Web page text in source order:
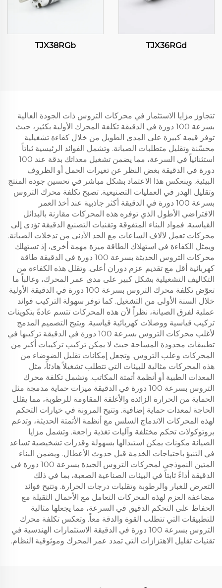
TJX36RGd
TJX38RGb
تتجاوز مزايا الاستثمار في محركات التروس ذات الجودة العالية
بسرعة 100 دورة في الدقيقة تكلفة المحرك الأولية بكثير، حيث
توفر قيمة كبيرة على المدى الطويل من خلال كفاءة تشغيلية
محسّنة وتقليل متطلبات الصيانة. وتشمل الفوائد الرئيسية ثباتاً
استثنائياً في السرعة، مما يضمن تشغيل معداتك بدقة عند 100
دورة في الدقيقة بغض النظر عن تغيرات الحمل أو الظروف
البيئية. وينعكس هذا الاعتماد بشكل مباشر في تحسين جودة المنتج
وتقليل الهدر في العمليات التصنيعية. تصبح تكلفة محرك التروس
بسرعة 100 دورة في الدقيقة أكثر جاذبية عند أخذ العمر
الافتراضي الأطول الذي توفره هذه المحركات مقارنة بالبدائل
القياسية. فمواد البناء المتفوقة وتقنيات التصنيع الدقيقة تؤدي إلى
محركات تعمل لآلاف الساعات مع الحد الأدنى من تدخلات الصيانة.
ويمثل الكفاءة في استهلاك الطاقة ميزة مهمة أخرى، إذ تستهلك
محركات التروس الحديثة بسرعة 100 دورة في الدقيقة طاقة
كهربائية أقل مع تقديم عزم دوران أعلى. وتقلل هذه الكفاءة من
التكاليف التشغيلية بشكل كبير على مدى عمر المحرك، وغالباً ما
تعوّض تكلفة محرك التروس بسرعة 100 دورة في الدقيقة الأولية
خلال السنة الأولى من التشغيل. كما توفر سهولة التركيب فوائد
عملية لفرق الصيانة، نظراً لأن هذه المحركات تتسم عادةً بتكوينات
تركيب قياسية ووصلات كهربائية قياسية. ويتيح التصميم المدمج
لأغلب محركات التروس بسرعة 100 دورة في الدقيقة تركيبها في
تطبيقات محدودة المساحة حيث لا يمكن تركيب تركيبات أكبر من
المحركات وعلب التروس. وتجعل إمكانات تقليل الضوضاء من
هذه المحركات مثالية للبيئات التي تتطلب تشغيلاً هادئاً، مثل
المعدات الطبية أو أنظمة أتمتة المكاتب. وتشمل تكلفة محرك
التروس بسرعة 100 دورة في الدقيقة ميزات حماية مدمجة مثل
الحماية من الحرارة الزائدة والأغلفة المقاومة للرطوبة، مما يقلل
الحاجة لمعدات حماية إضافية. وتتيح المرونة في خيارات التحكم
لهذه المحركات الاندماج السلس مع أنظمة الأتمتة الحديثة، وتدعم
بروتوكولات تحكم مختلفة وآليات تغذية راجعة. وتشمل مزايا
الصيانة مكونات يمكن استبدالها بسهولة وقدرات تشخيصية تساعد
في التنبؤ باحتياجات الخدمة قبل حدوث الأعطال. ويضمن البناء
المتين النموذجي لمحركات التروس الجيدة بسرعة 100 دورة في
الدقيقة أداءً ثابتاً في البيئات الصناعية الصعبة، بما في ذلك
التعرض للغبار والرطوبة وتقلبات درجات الحرارة. وتتيح فوائد
مضاعفة العزم لهذه المحركات التعامل مع الأحمال الثقيلة مع
الحفاظ على التحكم الدقيق في السرعة، مما يجعلها مثالية
للتطبيقات التي تتطلب القوة والدقة معاً. وتعكس تكلفة محرك
التروس بسرعة 100 دورة في الدقيقة الاستثمارات الهندسية في
تقنيات تقليل الاهتزازات التي تمدد عمر المحرك وموثوقية النظام.